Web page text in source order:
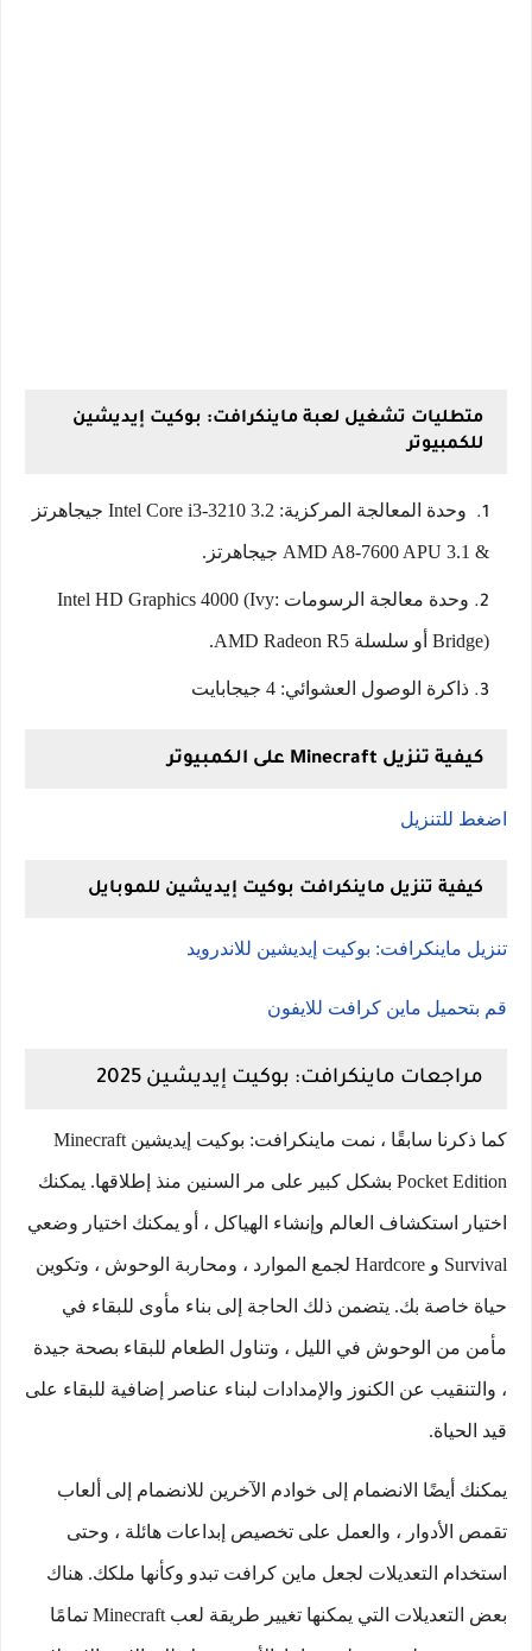
متطليات تشغيل لعبة ماينكرافت: بوكيت إيديشين
للكمبيوتر
وحدة المعالجة المركزية: Intel Core i3-3210 3.2 جيجاهرتز
& AMD A8-7600 APU 3.1 جيجاهرتز.
وحدة معالجة الرسومات :Intel HD Graphics 4000 (Ivy
Bridge) أو سلسلة AMD Radeon R5.
ذاكرة الوصول العشوائي: 4 جيجابايت
كيفية تنزيل Minecraft على الكمبيوتر
اضغط للتنزيل
كيفية تنزيل ماينكرافت بوكيت إيديشين للموبايل
تنزيل ماينكرافت: بوكيت إيديشين للاندرويد
قم بتحميل ماين كرافت للايفون
مراجعات ماينكرافت: بوكيت إيديشين 2025
كما ذكرنا سابقًا ، نمت ماينكرافت: بوكيت إيديشين Minecraft
Pocket Edition بشكل كبير على مر السنين منذ إطلاقها. يمكنك
اختيار استكشاف العالم وإنشاء الهياكل ، أو يمكنك اختيار وضعي
Survival و Hardcore لجمع الموارد ، ومحاربة الوحوش ، وتكوين
حياة خاصة بك. يتضمن ذلك الحاجة إلى بناء مأوى للبقاء في
مأمن من الوحوش في الليل ، وتناول الطعام للبقاء بصحة جيدة
، والتنقيب عن الكنوز والإمدادات لبناء عناصر إضافية للبقاء على
قيد الحياة.
يمكنك أيضًا الانضمام إلى خوادم الآخرين للانضمام إلى ألعاب
تقمص الأدوار ، والعمل على تخصيص إبداعات هائلة ، وحتى
استخدام التعديلات لجعل ماين كرافت تبدو وكأنها ملكك. هناك
بعض التعديلات التي يمكنها تغيير طريقة لعب Minecraft تمامًا